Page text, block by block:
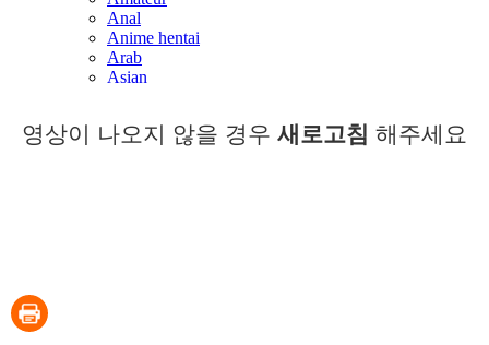
영상이 나오지 않을 경우 새로고침 해주세요